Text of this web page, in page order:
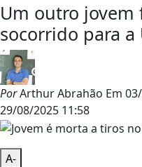
Um outro
socorrido para a
PorArthur Abrahão Em
29/08/2025 11:58
A-